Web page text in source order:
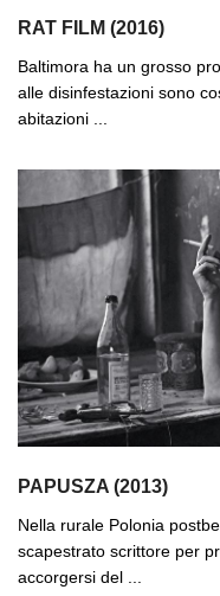
RAT FILM (2016)
Baltimora ha un grosso
alle disinfestazioni sono
abitazioni ...
PAPUSZA (2013)
Nella rurale Polonia
scapestrato scrittore per
accorgersi del ...